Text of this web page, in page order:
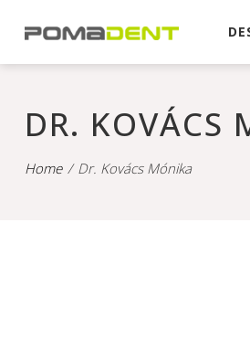
DR. KOVÁCS
Home Dr. Kovács Mónika